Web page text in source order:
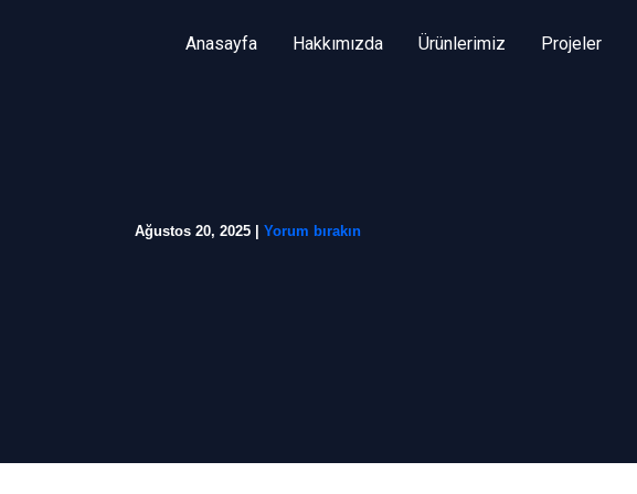
Anasayfa Hakkımızda Ürünlerimiz Projeler
Ağustos 20, 2025 Yorum bırakın